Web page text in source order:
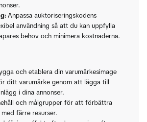
Anpassa auktoriseringskodens
användning så att du kan uppfylla
behov och minimera kostnaderna.
och etablera din varumärkesimage
ditt varumärke genom att lägga till
i dina annonser.
och målgrupper för att förbättra
färre resurser.